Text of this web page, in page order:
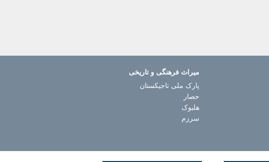
میراث فرهنگی و تاریخی
پارک ملی تاجیکستان
حصار
هلبوک
سرزم